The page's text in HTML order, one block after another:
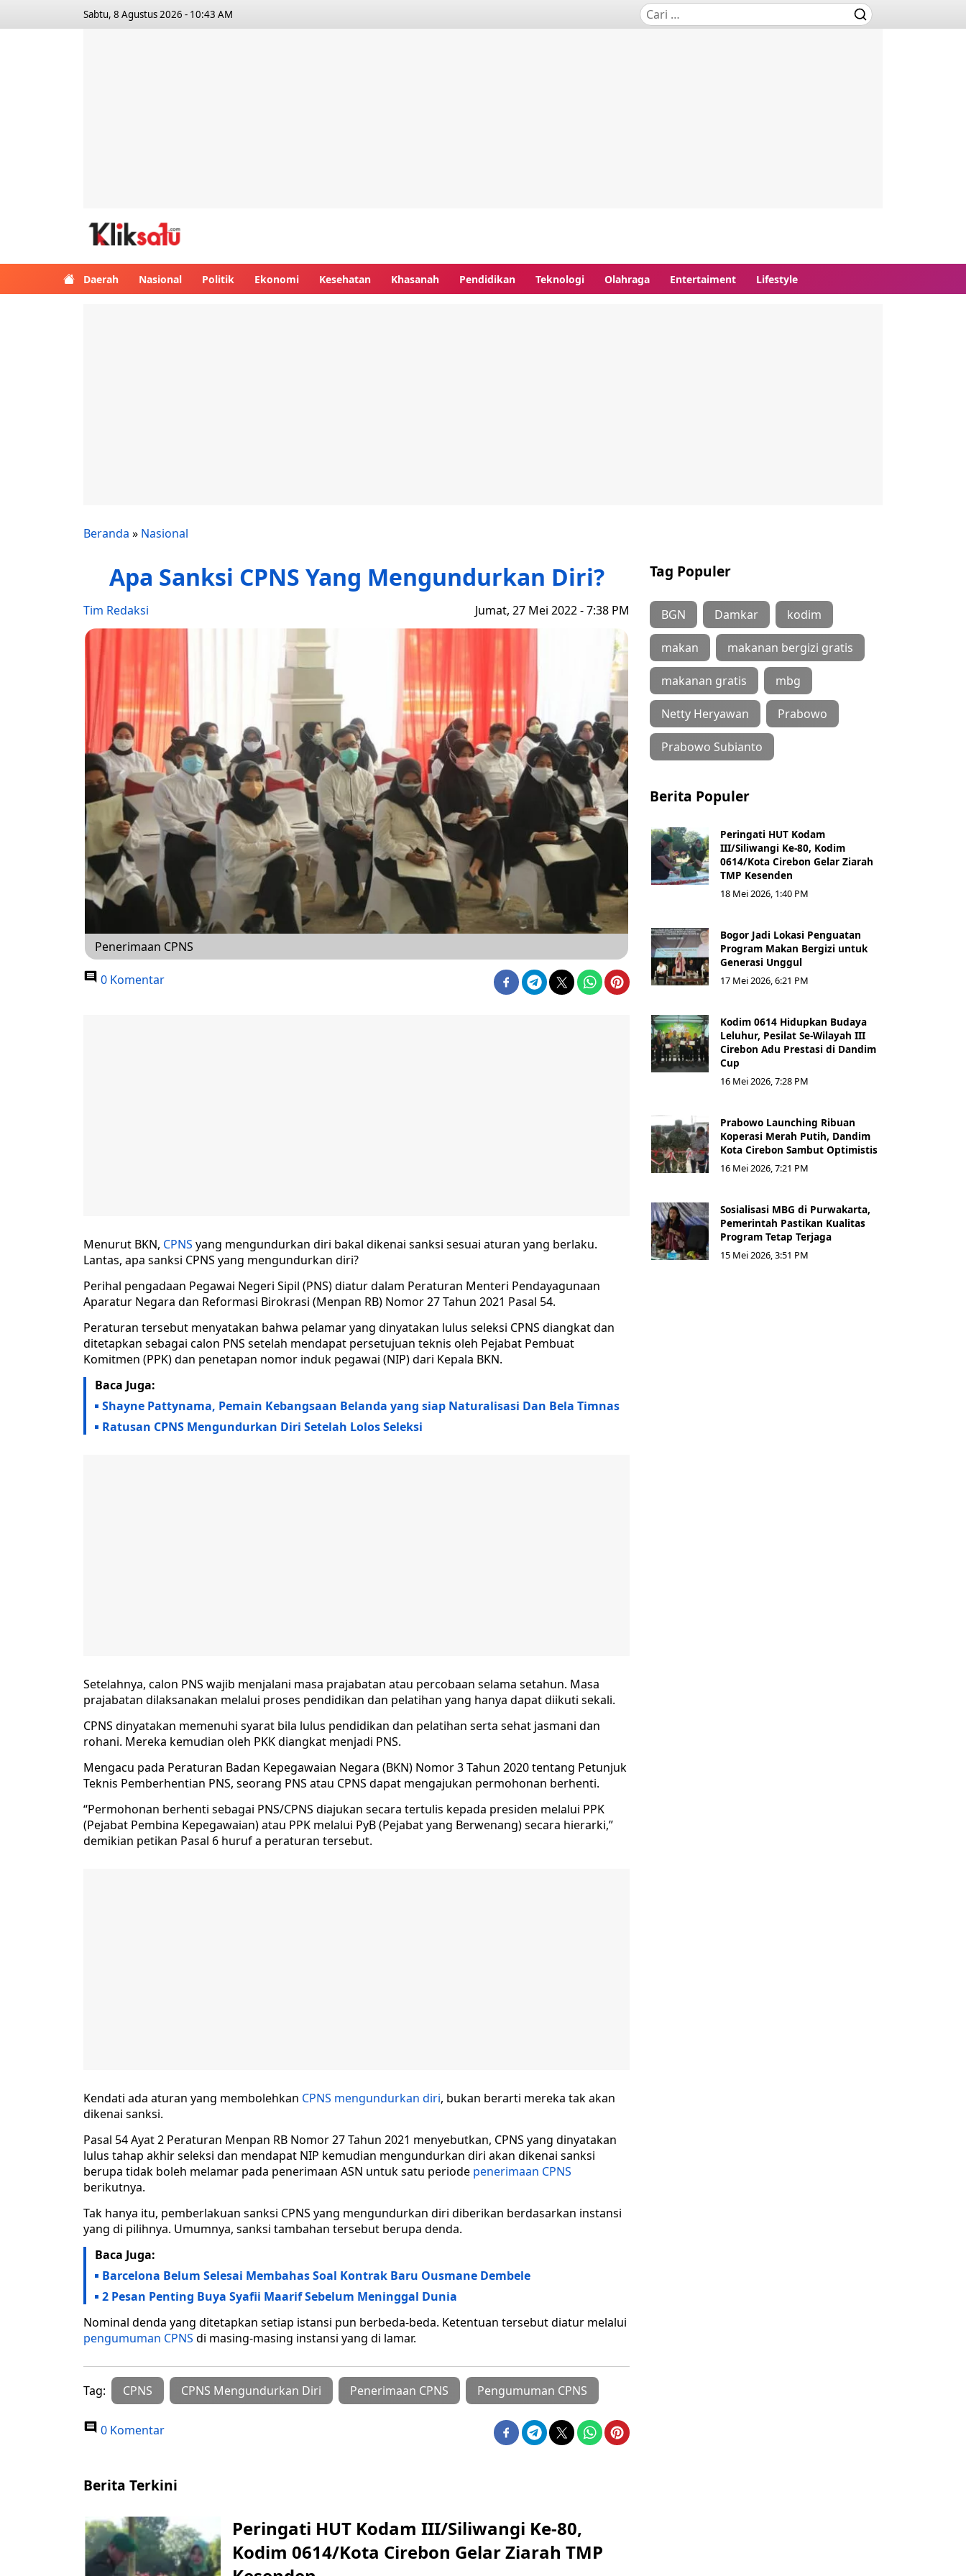
Sabtu, 8 Agustus 2026 - 10:43 AM
Daerah Nasional Politik Ekonomi Kesehatan Khasanah Pendidikan Teknologi Olahraga Entertaiment Lifestyle
Beranda » Nasional
Apa Sanksi CPNS Yang Mengundurkan Diri?
Tim Redaksi Jumat, 27 Mei 2022 - 7:38 PM
Penerimaan CPNS
0 Komentar
Menurut BKN, CPNS yang mengundurkan diri bakal dikenai sanksi sesuai aturan yang berlaku.
Lantas, apa sanksi CPNS yang mengundurkan diri?
Perihal pengadaan Pegawai Negeri Sipil (PNS) diatur dalam Peraturan Menteri Pendayagunaan
Aparatur Negara dan Reformasi Birokrasi (Menpan RB) Nomor 27 Tahun 2021 Pasal 54.
Peraturan tersebut menyatakan bahwa pelamar yang dinyatakan lulus seleksi CPNS diangkat dan
ditetapkan sebagai calon PNS setelah mendapat persetujuan teknis oleh Pejabat Pembuat
Komitmen (PPK) dan penetapan nomor induk pegawai (NIP) dari Kepala BKN.
Baca Juga:
Shayne Pattynama, Pemain Kebangsaan Belanda yang siap Naturalisasi Dan Bela Timnas
Ratusan CPNS Mengundurkan Diri Setelah Lolos Seleksi
Setelahnya, calon PNS wajib menjalani masa prajabatan atau percobaan selama setahun. Masa
prajabatan dilaksanakan melalui proses pendidikan dan pelatihan yang hanya dapat diikuti sekali.
CPNS dinyatakan memenuhi syarat bila lulus pendidikan dan pelatihan serta sehat jasmani dan
rohani. Mereka kemudian oleh PKK diangkat menjadi PNS.
Mengacu pada Peraturan Badan Kepegawaian Negara (BKN) Nomor 3 Tahun 2020 tentang Petunjuk
Teknis Pemberhentian PNS, seorang PNS atau CPNS dapat mengajukan permohonan berhenti.
“Permohonan berhenti sebagai PNS/CPNS diajukan secara tertulis kepada presiden melalui PPK
(Pejabat Pembina Kepegawaian) atau PPK melalui PyB (Pejabat yang Berwenang) secara hierarki,”
demikian petikan Pasal 6 huruf a peraturan tersebut.
Kendati ada aturan yang membolehkan CPNS mengundurkan diri, bukan berarti mereka tak akan
dikenai sanksi.
Pasal 54 Ayat 2 Peraturan Menpan RB Nomor 27 Tahun 2021 menyebutkan, CPNS yang dinyatakan
lulus tahap akhir seleksi dan mendapat NIP kemudian mengundurkan diri akan dikenai sanksi
berupa tidak boleh melamar pada penerimaan ASN untuk satu periode penerimaan CPNS
berikutnya.
Tak hanya itu, pemberlakuan sanksi CPNS yang mengundurkan diri diberikan berdasarkan instansi
yang di pilihnya. Umumnya, sanksi tambahan tersebut berupa denda.
Baca Juga:
Barcelona Belum Selesai Membahas Soal Kontrak Baru Ousmane Dembele
2 Pesan Penting Buya Syafii Maarif Sebelum Meninggal Dunia
Nominal denda yang ditetapkan setiap istansi pun berbeda-beda. Ketentuan tersebut diatur melalui
pengumuman CPNS di masing-masing instansi yang di lamar.
Tag: CPNS CPNS Mengundurkan Diri Penerimaan CPNS Pengumuman CPNS
0 Komentar
Tag Populer
BGN Damkar kodim
makan makanan bergizi gratis
makanan gratis mbg
Netty Heryawan Prabowo
Prabowo Subianto
Berita Populer
Peringati HUT Kodam
III/Siliwangi Ke-80, Kodim
0614/Kota Cirebon Gelar Ziarah
TMP Kesenden
18 Mei 2026, 1:40 PM
Bogor Jadi Lokasi Penguatan
Program Makan Bergizi untuk
Generasi Unggul
17 Mei 2026, 6:21 PM
Kodim 0614 Hidupkan Budaya
Leluhur, Pesilat Se-Wilayah III
Cirebon Adu Prestasi di Dandim
Cup
16 Mei 2026, 7:28 PM
Prabowo Launching Ribuan
Koperasi Merah Putih, Dandim
Kota Cirebon Sambut Optimistis
16 Mei 2026, 7:21 PM
Sosialisasi MBG di Purwakarta,
Pemerintah Pastikan Kualitas
Program Tetap Terjaga
15 Mei 2026, 3:51 PM
Berita Terkini
Peringati HUT Kodam III/Siliwangi Ke-80,
Kodim 0614/Kota Cirebon Gelar Ziarah TMP